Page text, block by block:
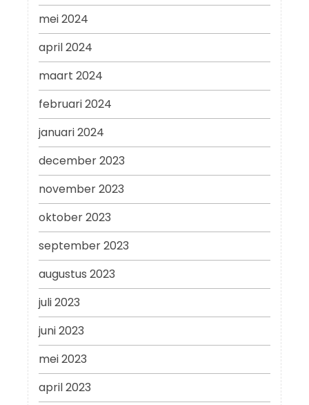
mei 2024
april 2024
maart 2024
februari 2024
januari 2024
december 2023
november 2023
oktober 2023
september 2023
augustus 2023
juli 2023
juni 2023
mei 2023
april 2023